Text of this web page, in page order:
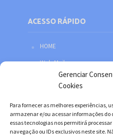
Gerenciar
Cookies
Para fornecer as melhores experiências,
armazenar e/ou acessar informações
essas tecnologias nos permitirá
navegação ou IDs exclusivos neste site.
ACESSO RÁPIDO
HOME
Web Mail
Política de privacidade
Facebook
Twitter